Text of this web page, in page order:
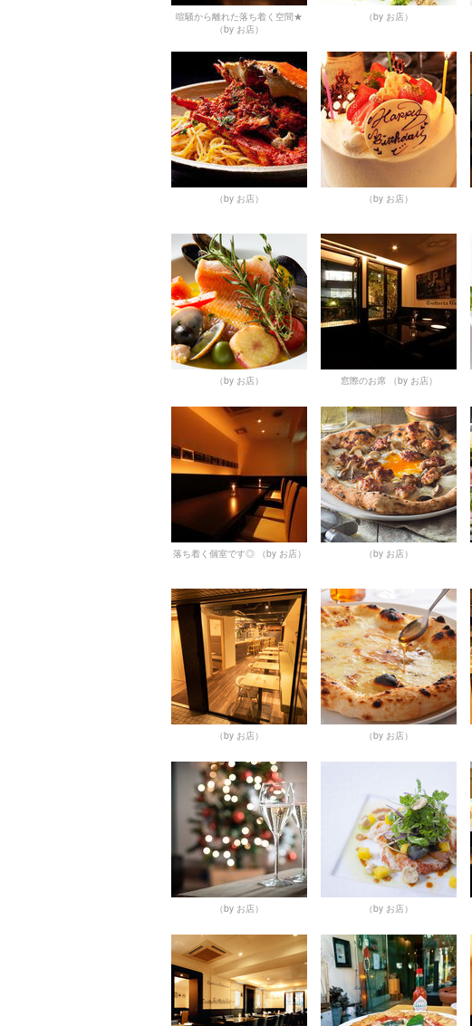
喧騒から離れた落ち着く空間★
（by お店）
（by お店）
（by お店） （by お店）
（by お店） 窓際のお席 （by お店）
落ち着く個室です◎ （by お店） （by お店）
（by お店） （by お店）
（by お店） （by お店）